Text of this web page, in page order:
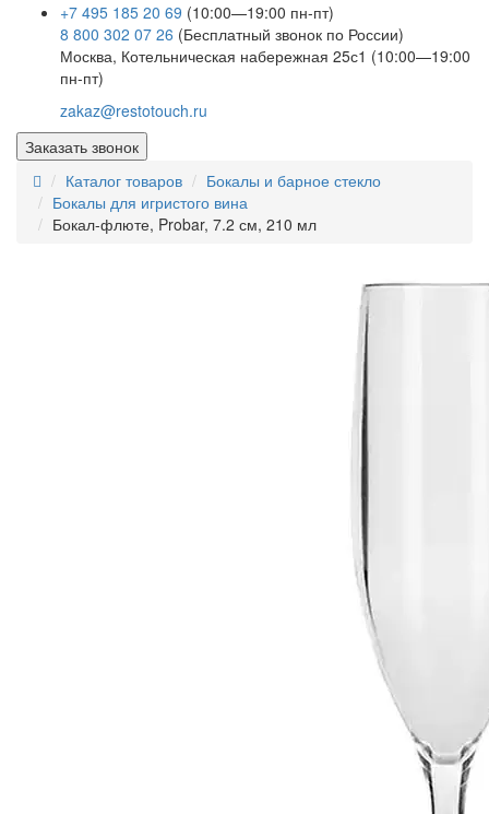
+7 495 185 20 69 (10:00—19:00 пн-пт)
8 800 302 07 26 (Бесплатный звонок по России)
Москва, Котельническая набережная 25с1 (10:00—19:00
пн-пт)
zakaz@restotouch.ru
Заказать звонок
Каталог товаров
Бокалы и барное стекло
Бокалы для игристого вина
Бокал-флюте, Probar, 7.2 см, 210 мл